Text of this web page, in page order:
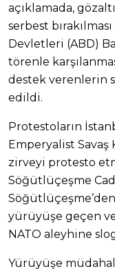
açıklamada,
serbest
Devletleri (ABD)
törenle
destek verenlerin
edildi.
Protestoların
Emperyalist Savaş
zirveyi protesto
Söğütlüçeşme
yürüyüşe geçen
NATO aleyhine
Yürüyüşe